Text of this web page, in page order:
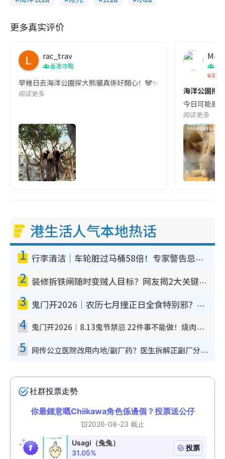
更多真实评价
rac_trav
香港攻略
早幾日去海洋公園探大熊貓真係好開心！🐼✨ 一入園就衝去大熊
阅读更多
海洋
海洋公園探
今日可能是
阅读更多
港生活人气本地热话
1 行李清洁｜车轮脏过马桶58倍！专家警告忌用酒精擦 教1招免脏手除菌
2 装修拆铁闸随时变贼人目标？网友揭2大关键用途：装新款等于白装？附新旧铁闸分别
3 鬼门开2026｜农历七月撞正日全食特别邪？专家警告切忌做一事！揭4大禁忌+2招保平安
4 鬼门开2026｜8.13鬼节禁忌 22件事不能做！烧肉、刺身要少食？半夜勿吹口哨/打给个电话
5 网传公立医院改用内地/副厂药？医生拆解正副厂分别，揭4类人换药随时出事